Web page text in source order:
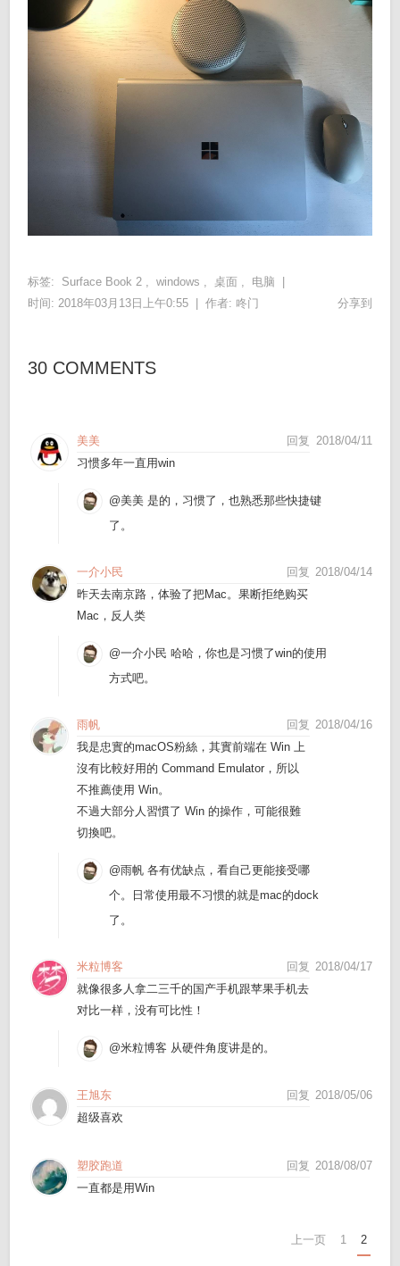
标签: Surface Book 2 windows 桌面 电脑 |
时间: 2018年03月13日上午0:55 |作者: 咚门 分享到
30 COMMENTS
2018/04/11
美美
回复
习惯多年一直用win
@美美 是的，习惯了，也熟悉那些快捷键
了。
2018/04/14
一介小民
回复
昨天去南京路，体验了把Mac。果断拒绝购买
Mac，反人类
@一介小民 哈哈，你也是习惯了win的使用
方式吧。
2018/04/16
雨帆
回复
我是忠實的macOS粉絲，其實前端在 Win 上
沒有比較好用的 Command Emulator，所以
不推薦使用 Win。
不過大部分人習慣了 Win 的操作，可能很難
切換吧。
@雨帆 各有优缺点，看自己更能接受哪
个。日常使用最不习惯的就是mac的dock
了。
2018/04/17
米粒博客
回复
就像很多人拿二三千的国产手机跟苹果手机去
对比一样，没有可比性！
@米粒博客 从硬件角度讲是的。
2018/05/06
王旭东
回复
超级喜欢
2018/08/07
塑胶跑道
回复
一直都是用Win
上一页 1 2